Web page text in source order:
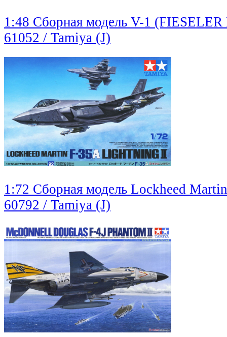
1:48 Сборная модель V-1
61052 / Tamiya (J)
1:72 Сборная модель Lockheed
60792 / Tamiya (J)